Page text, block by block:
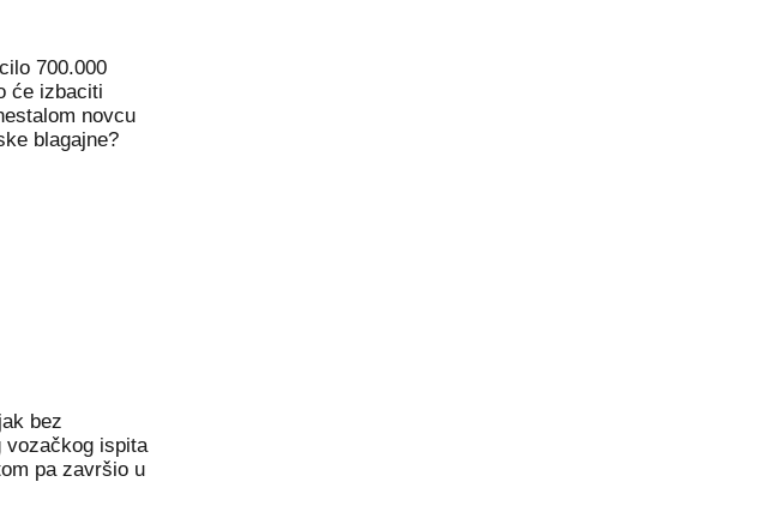
700.000
će izbaciti
novcu
blagajne?
bez
vozačkog ispita
pa završio u